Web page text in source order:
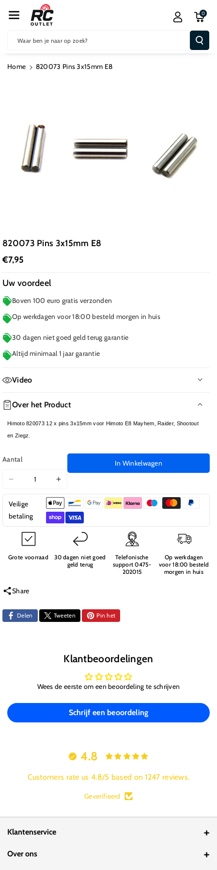
R De Conten
T
Waar ben je naar op zoek?
0
Home 820073 Pins 3x15mm E8
820073 Pins 3x15mm E8
€7,95
Uw voordeel
Boven 100 euro gratis verzonden
Op werkdagen voor 18:00 besteld morgen in huis
30 dagen niet goed geld terug garantie
Altijd minimaal 1 jaar garantie
Video
Over het Product
Himoto 820073 12 x pins 3x15mm voor Himoto E8 Mayhem, Raider, Shootout
en Ziegz.
Aantal
verlagen
voor
820073
Pins
3x15mm
Aantal
verhogen
voor
820073
Pins
3x15mm
In Winkelwagen
Veilige
betaling
Grote voorraad
30 dagen niet goed
geld terug
Telefonische
support 0475-
202015
Op werkdagen
voor 18:00 besteld
morgen in huis
Share
Delen Tweeten Pin het
Klantbeoordelingen
Wees de eerste om een beoordeling te schrijven
Schrijf een beoordeling
4.8
Customers rate us 4.8/5 based on 1247 reviews.
Geverifieerd
Klantenservice
Contact
Over ons